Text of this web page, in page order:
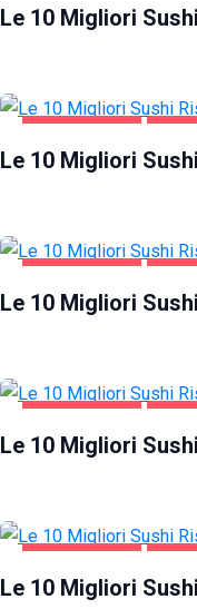
Le 10 Migliori
Le 10 Migliori
Le 10 Migliori
Le 10 Migliori
Le 10 Migliori